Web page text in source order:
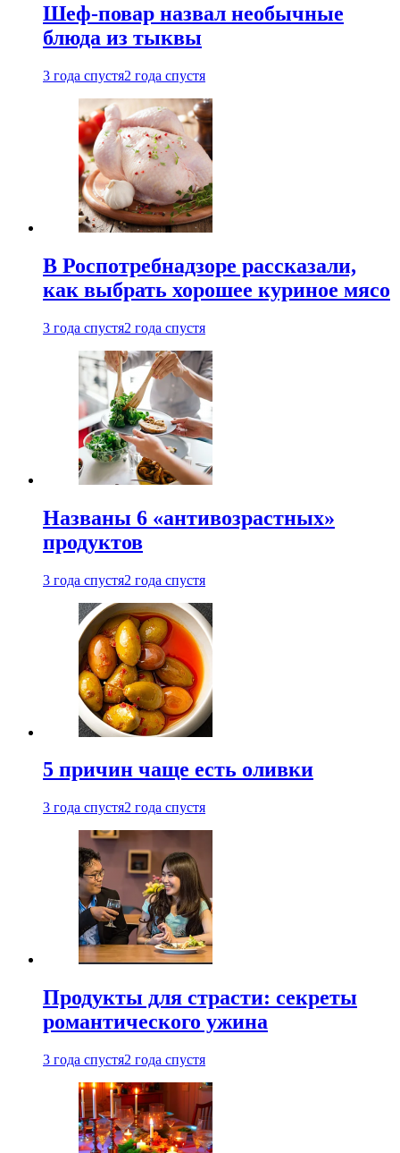
Шеф-повар назвал необычные
блюда из тыквы
3 года спустя2 года спустя
В Роспотребнадзоре рассказали,
как выбрать хорошее куриное мясо
3 года спустя2 года спустя
Названы 6 «антивозрастных»
продуктов
3 года спустя2 года спустя
5 причин чаще есть оливки
3 года спустя2 года спустя
Продукты для страсти: секреты
романтического ужина
3 года спустя2 года спустя